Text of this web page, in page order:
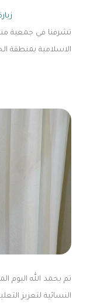
تشرفنا في جمعية
الاسلامية بمنطقة
النسائية لتعزيز